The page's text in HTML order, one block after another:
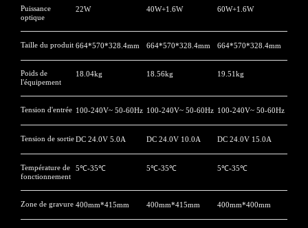
Puissance
optique
22W 40W+1.6W 60W+1.6W
Taille du produit 664*570*328.4mm 664*570*328.4mm 664*570*328.4mm
Poids de
l'équipement
18.04kg 18.56kg 19.51kg
Tension d'entrée 100-240V~ 50-60Hz 100-240V~ 50-60Hz 100-240V~ 50-60Hz
Tension de sortie DC 24.0V 5.0A DC 24.0V 10.0A DC 24.0V 15.0A
Température de
fonctionnement
5℃-35℃ 5℃-35℃ 5℃-35℃
Zone de gravure 400mm*415mm 400mm*415mm 400mm*400mm
AVEC CETTE PAGE: